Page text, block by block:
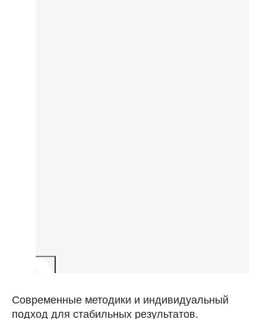
Современные методики и индивидуальный
подход для стабильных результатов.